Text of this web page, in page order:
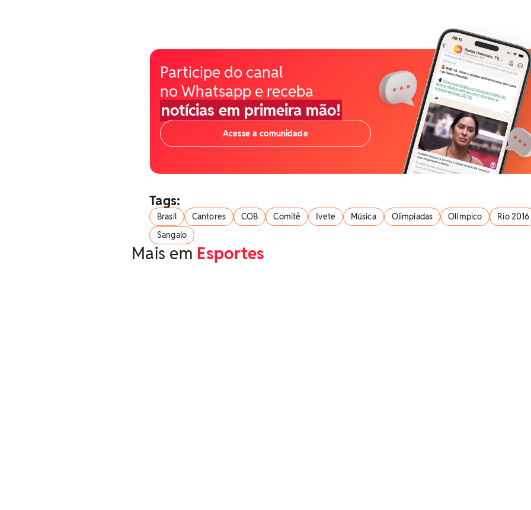
Participe do canal
no Whatsapp e receba
notícias em primeira mão!
Acesse a comunidade
Tags:
Brasil Cantores COB Comitê Ivete Música Olimpiadas Olímpico
Rio 2016
Sangalo
Mais em Esportes